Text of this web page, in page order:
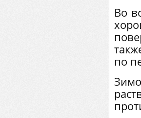
Во
по